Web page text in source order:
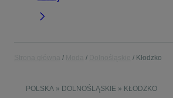
Kłodzko
POLSKA » DOLNOŚLĄSKIE » KŁODZKO